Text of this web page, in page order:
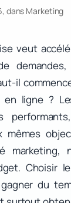
dans Marketing
veut
il
ligne ?
mêmes
marketing,
Choisir
du